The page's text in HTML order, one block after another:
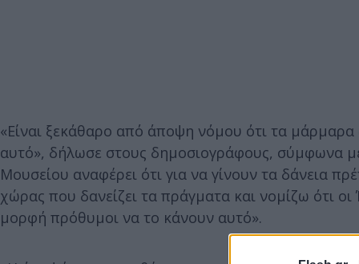
«Είναι ξεκάθαρο από άποψη νόμου ότι τα
αυτό», δήλωσε στους δημοσιογράφους, σύμφωνα
Μουσείου αναφέρει ότι για να γίνουν τα δάνεια
χώρας που δανείζει τα πράγματα και νομίζω ότι
μορφή πρόθυμοι να το κάνουν αυτό».